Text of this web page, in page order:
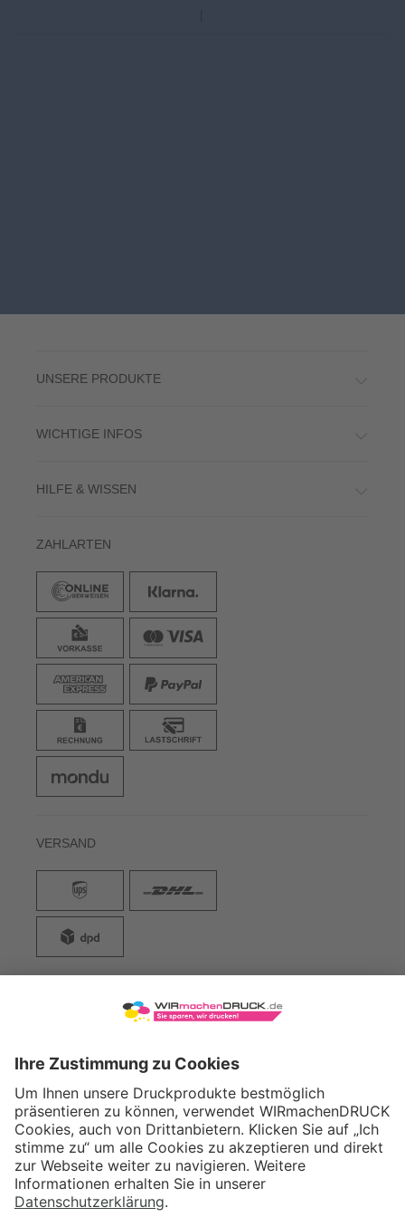
UNSERE PRODUKTE
WICHTIGE INFOS
HILFE & WISSEN
ZAHLARTEN
VERSAND
WIRmachenDRUCK GmbH
71522 Backnang
Tel.: +49 (0) 711 995 982 - 20
Fax: +49 (0) 711 995 982 - 21
SOCIAL MEDIA